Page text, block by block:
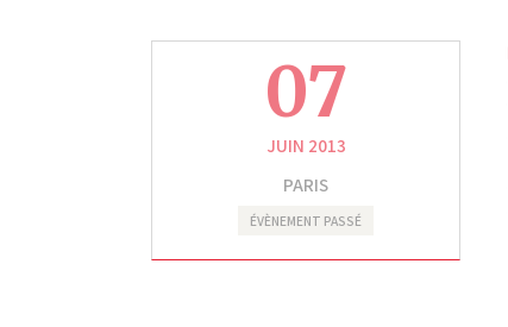
07
JUIN 2013
PARIS
ÉVÈNEMENT PASSÉ